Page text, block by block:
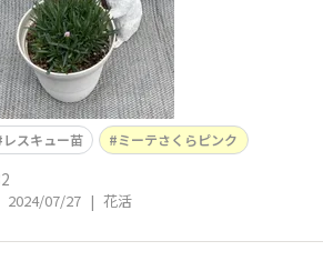
レスキュー苗 ミーテさくらピンク
2024/07/27 | 花活